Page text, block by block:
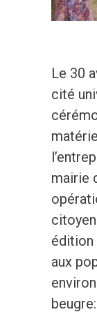
Le 30
cité
mairie
édition
aux